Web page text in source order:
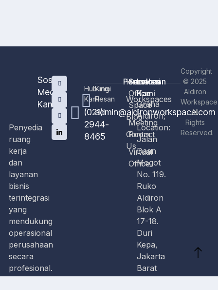
Sosial
Media
Kami
Hubungi
Kami
(021)
2944-
8465
Kirim
Pesan
admin@aldironworkspace.com
Perusahaan
Home
Workspaces
Blog
Contact
Us
Services
Office
Space
Meeting
Room
Virtual
Office
Lokasi
Kami
Graha
Aldiron;
Location:
Jalan
Daan
Mogot
No. 119.
Ruko
Aldiron
Blok A
17-18.
Duri
Kepa,
Jakarta
Barat
Penyedia
ruang
kerja
dan
layanan
bisnis
terintegrasi
yang
mendukung
operasional
perusahaan
secara
profesional.
Copyright
© 2025
Aldiron
All
Rights
Reserved.